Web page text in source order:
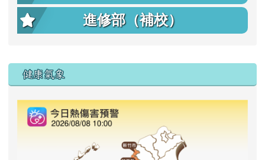
進修部（補校）
右邊區域內容
健康氣象